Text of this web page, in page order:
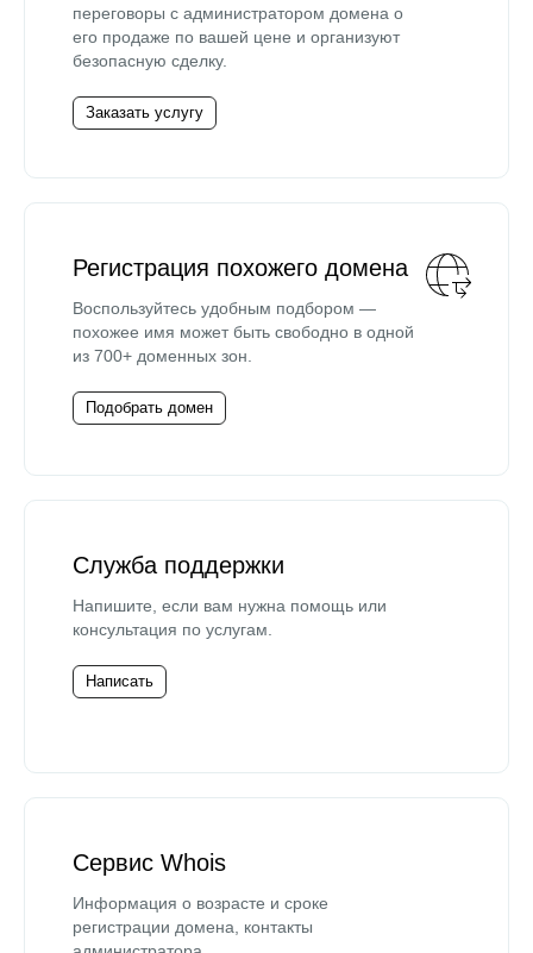
переговоры с администратором домена о
его продаже по вашей цене и организуют
безопасную сделку.
Заказать услугу
Регистрация похожего домена
Воспользуйтесь удобным подбором —
похожее имя может быть свободно в одной
из 700+ доменных зон.
Подобрать домен
Служба поддержки
Напишите, если вам нужна помощь или
консультация по услугам.
Написать
Сервис Whois
Информация о возрасте и сроке
регистрации домена, контакты